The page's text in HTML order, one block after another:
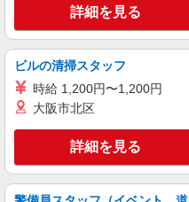
株式会社kotrio /●NR-H-2021723
大和郡山市
を身につけ
時給1500
大和郡山
キープ
詳細を見る
ビルの清掃スタッフ
時給 1,200円〜1,200円
大阪市北区
詳細を見る